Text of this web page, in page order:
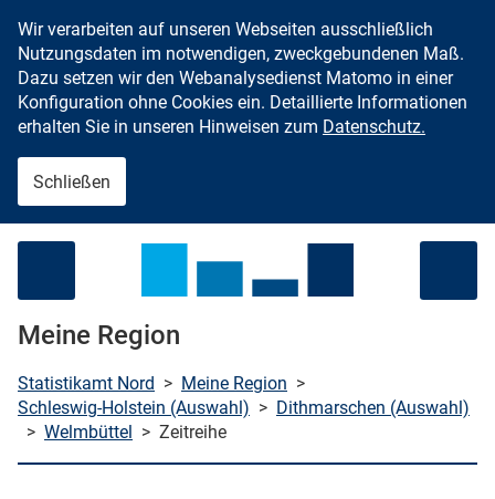
Zum Inhalt springen
Wir verarbeiten auf unseren Webseiten ausschließlich
Nutzungsdaten im notwendigen, zweckgebundenen Maß.
Dazu setzen wir den Webanalysedienst Matomo in einer
Konfiguration ohne Cookies ein. Detaillierte Informationen
erhalten Sie in unseren Hinweisen zum Datenschutz.
Schließen
Meine Region
Statistikamt Nord > Meine Region >
Schleswig-Holstein (Auswahl) > Dithmarschen (Auswahl)
> Welmbüttel > Zeitreihe